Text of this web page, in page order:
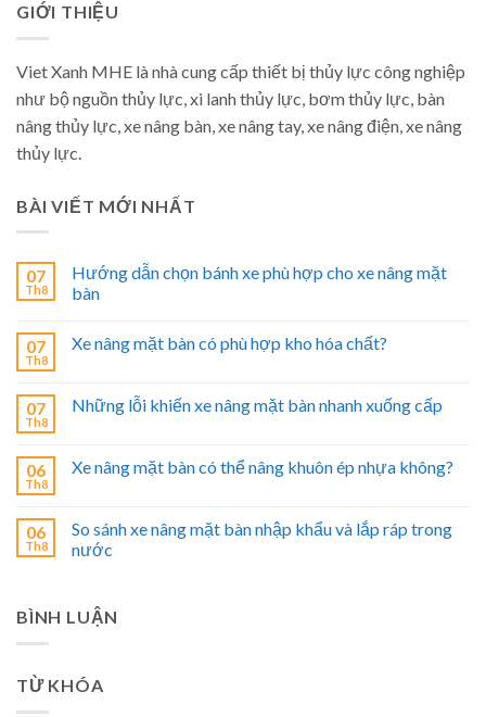
GIỚI THIỆU
Viet Xanh MHE là nhà cung cấp thiết bị thủy lực công nghiệp
như bộ nguồn thủy lực, xi lanh thủy lực, bơm thủy lực, bàn
nâng thủy lực, xe nâng bàn, xe nâng tay, xe nâng điện, xe nâng
thủy lực.
BÀI VIẾT MỚI NHẤT
07
Th8
Hướng dẫn chọn bánh xe phù hợp cho xe nâng mặt
bàn
07
Th8
Xe nâng mặt bàn có phù hợp kho hóa chất?
07
Th8
Những lỗi khiến xe nâng mặt bàn nhanh xuống cấp
06
Th8
Xe nâng mặt bàn có thể nâng khuôn ép nhựa không?
06
Th8
So sánh xe nâng mặt bàn nhập khẩu và lắp ráp trong
nước
BÌNH LUẬN
TỪ KHÓA